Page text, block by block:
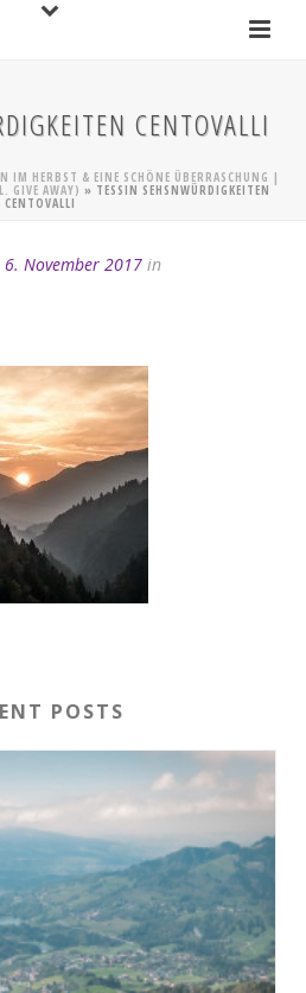
CENTOVALLI
IM HERBST & EINE SCHÖNE ÜBERRASCHUNG |
GIVE AWAY) » TESSIN SEHSNWÜRDIGKEITEN
CENTOVALLI
6. November 2017 in
POSTS